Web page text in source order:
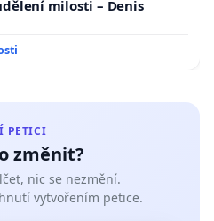
milosti – Denis
PETICI
změnit?
nic se nezmění.
vytvořením petice.